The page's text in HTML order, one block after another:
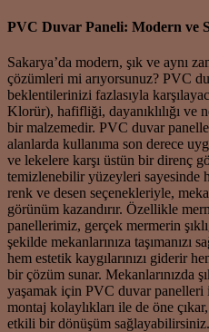
PVC Duvar Paneli: Modern ve
Sakarya’da modern, şık ve aynı
çözümleri mi arıyorsunuz? PVC
beklentilerinizi fazlasıyla
Klorür), hafifliği, dayanıklılığı ve
bir malzemedir. PVC duvar
alanlarda kullanıma son derece
ve lekelere karşı üstün bir direnç
temizlenebilir yüzeyleri sayesinde
renk ve desen seçenekleriyle,
görünüm kazandırır. Özellikle
panellerimiz, gerçek mermerin
şekilde mekanlarınıza taşımanızı
hem estetik kaygılarınızı giderir
bir çözüm sunar. Mekanlarınızda
yaşamak için PVC duvar
montaj kolaylıkları ile de öne
etkili bir dönüşüm sağlayabilirsiniz.